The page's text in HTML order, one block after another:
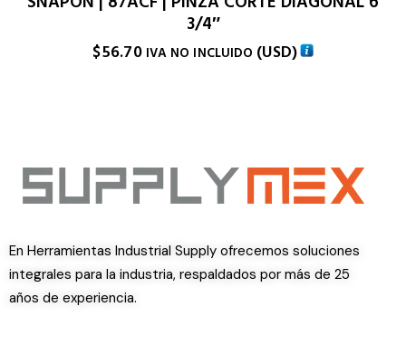
3/4″
$56.70 IVA NO INCLUIDO (USD)
En Herramientas Industrial Supply ofrecemos soluciones
integrales para la industria, respaldados por más de 25
años de experiencia.